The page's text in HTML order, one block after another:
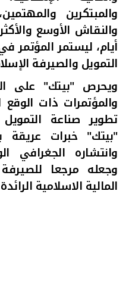
والمبتكرين
أيام، ليستمر المؤتمر
التمويل والصيرفة
ويحرص "بيتك" على
والمؤتمرات ذات
تطوير صناعة
"بيتك" خبرات عريقة
وانتشاره الجغرافي
وجعله مرجعا
المالية الاسلامية